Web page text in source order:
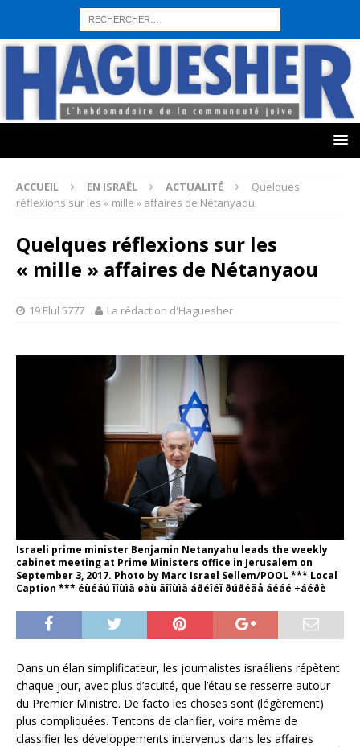
sohbet hattı numarası seks hattı numara istanbul escort bayanlar
sohbet hattı numaralar seks hattı numaralar"
numaraları sohbet hattı sex hattı telefonda seks numara sıcak sex
sohbet hattı canlı sohbet hatları sohbet numaraları
ucuz
sex sohbet hattı numaraları
yeni casino siteleri
ACCUEIL EN ISRAËL ACTUALITÉ
Quelques
réflexions sur les « mille » affaires de Nétanyaou
Quelques réflexions sur les
« mille » affaires de Nétanyaou
19 Elul 5777 La rédaction d'Haguesher
Israeli prime minister Benjamin Netanyahu leads the weekly
cabinet meeting at Prime Ministers office in Jerusalem on
September 3, 2017. Photo by Marc Israel Sellem/POOL *** Local
Caption *** éùéáú îîùìä øàù äîîùìä áðéîéï ðúðéäå áéáé ÷áéðè
Dans un élan simplificateur, les journalistes israéliens répètent
chaque jour, avec plus d’acuité, que l’étau se resserre autour
du Premier Ministre. De facto les choses sont (légèrement)
plus compliquées. Tentons de clarifier, voire même de
classifier les développements intervenus dans les affaires